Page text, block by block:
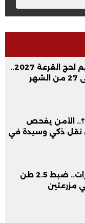
الداخلية تفتح باب التقديم لحج القرعة 2027..
الأربعاء 12 أغسطس حتى 27 من الشهر
الأمن يفحص
نقل ذكي وسيدة في
ضربة جديدة لتجار المخدرات.. ضبط 2.5 طن
في مزرعتين